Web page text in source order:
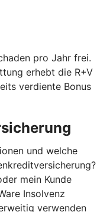
pro Jahr frei.
erhebt die R+V
verdiente Bonus
und welche
mein Kunde
Insolvenz
verwenden